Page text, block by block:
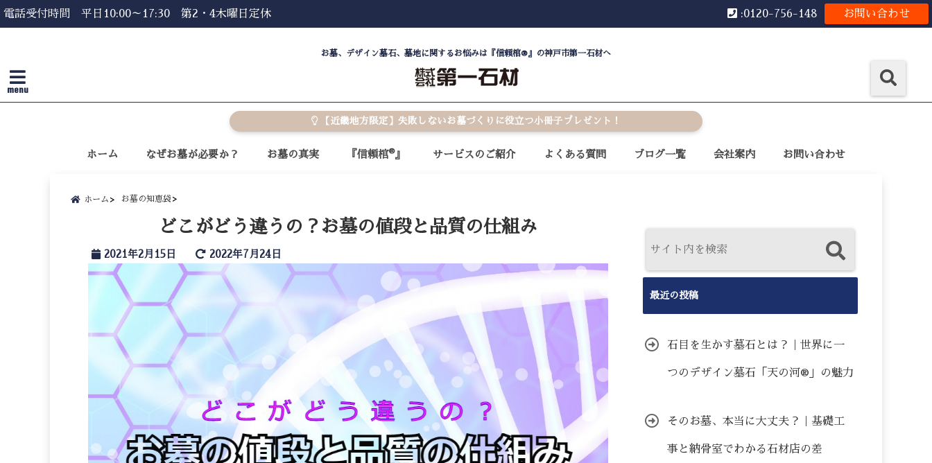
電話受付時間 平日10:00～17:30 第2・4木曜日定休 お問い合わせ
:0120-756-148
お墓、デザイン墓石、墓地に関するお悩みは『信頼棺®』の神戸市第一石材へ
menu
【近畿地方限定】失敗しないお墓づくりに役立つ小冊子プレゼント！
ホーム なぜお墓が必要か？ お墓の真実 『信頼棺®』 サービスのご紹介 よくある質問 ブログ一覧 会社案内 お問い合わせ
ホーム お墓の知恵袋
どこがどう違うの？お墓の値段と品質の仕組み
2021年2月15日 2022年7月24日
最近の投稿
石目を生かす墓石とは？｜世界に一
つのデザイン墓石「天の河®」の魅力
そのお墓、本当に大丈夫？｜基礎工
事と納骨室でわかる石材店の差